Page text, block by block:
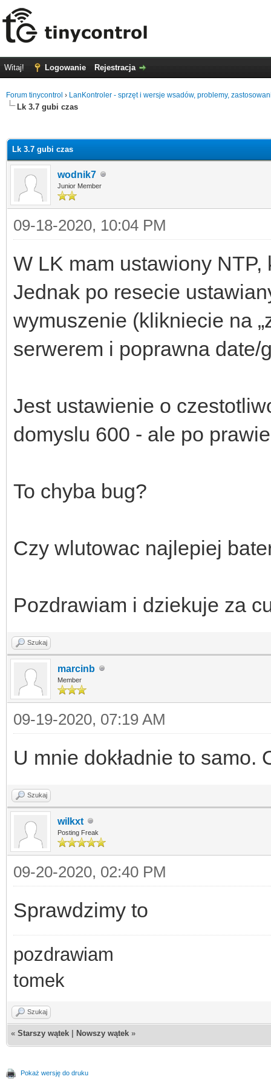
Witaj! Logowanie Rejestracja
Forum tinycontrol › LanKontroler - sprzęt i wersje wsadów, problemy,
Lk 3.7 gubi czas
Lk 3.7 gubi czas
wodnik7
Junior Member
09-18-2020, 10:04 PM
W LK mam ustawiony
Jednak po resecie
wymuszenie (klikniecie na
serwerem i poprawna date/
Jest ustawienie o
domyslu 600 - ale po
To chyba bug?
Czy wlutowac najlepiej
Pozdrawiam i dziekuje za
Szukaj
marcinb
Member
09-19-2020, 07:19 AM
U mnie dokładnie to samo.
Szukaj
wilkxt
Posting Freak
09-20-2020, 02:40 PM
Sprawdzimy to
pozdrawiam
tomek
Szukaj
« Starszy wątek Nowszy wątek »
Pokaż wersję do druku